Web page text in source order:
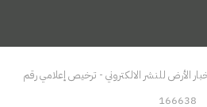
الأرض للنشر الالكتروني - ترخيص إعلامي رقم
166638